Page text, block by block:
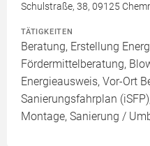
Schulstraße, 38, 09125
TÄTIGKEITEN
Beratung, Erstellung
Fördermittelberatung,
Energieausweis, Vor-Ort
Sanierungsfahrplan
Montage, Sanierung /